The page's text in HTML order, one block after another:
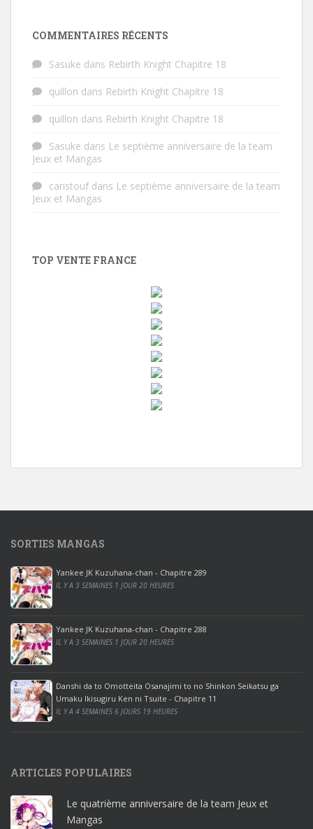
COMMENTAIRES RÉCENTS
Sasuke dans Rebirth Knight Chapitre 18
quillon dans Rebirth Knight Chapitre 18
quillon dans Rebirth Knight Chapitre 18
Sasuke dans Le septième anniversaire de la team
Jeux et Mangas
caristoufdans Le septième anniversaire de la team
Jeux et Mangas
TOP VENTE FRANCE
d
0
p
r
o
o
ff
i
c
e
2
0
1
r
o
ff
SORTIES MANGAS
Yankee JK Kuzuhana-chan - Chapitre 289
IL Y A 3 SEMAINES 1 JOUR 20 HEURES
Yankee JK Kuzuhana-chan - Chapitre 288
IL Y A 3 SEMAINES 1 JOUR 20 HEURES
Danshi da to Omotteita Osanajimi to no Shinkon Seikatsu ga
Umaku Ikisugiru Ken ni Tsuite - Chapitre 11
IL Y A 4 SEMAINES 6 JOURS 19 HEURES
ARTICLES POPULAIRES
Le quatrième anniversaire de la team Jeux et
Mangas